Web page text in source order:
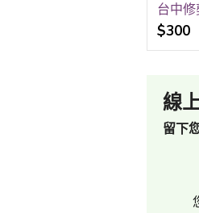
$300
線
留下